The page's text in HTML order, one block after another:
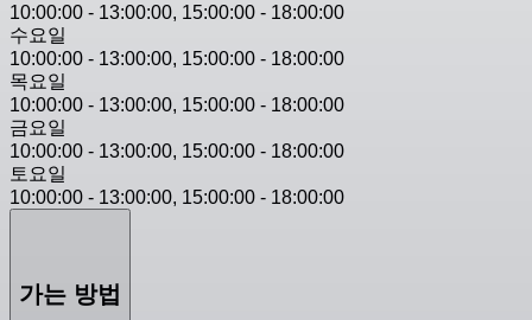
10:00:00 - 13:00:00, 15:00:00 - 18:00:00
수요일
10:00:00 - 13:00:00, 15:00:00 - 18:00:00
목요일
10:00:00 - 13:00:00, 15:00:00 - 18:00:00
금요일
10:00:00 - 13:00:00, 15:00:00 - 18:00:00
토요일
10:00:00 - 13:00:00, 15:00:00 - 18:00:00
가는 방법